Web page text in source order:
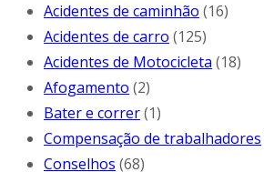
Acidentes de caminhão (16)
Acidentes de carro (125)
Acidentes de Motocicleta (18)
Afogamento (2)
Bater e correr(1)
Compensação de trabalhadores
Conselhos (68)